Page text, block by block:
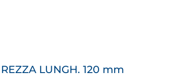
LUNGH. 120 mm